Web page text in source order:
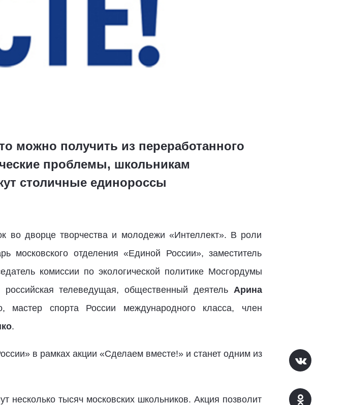
можно получить из переработанного
проблемы, школьникам
столичные единороссы
во дворце творчества и молодежи «Интеллект». В роли
московского отделения «Единой России», заместитель
комиссии по экологической политике Мосгордумы
телеведущая, общественный деятель Арина
спорта России международного класса, член
.
в рамках акции «Сделаем вместе!» и станет одним из
несколько тысяч московских школьников. Акция позволит